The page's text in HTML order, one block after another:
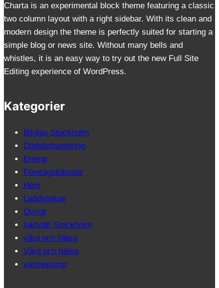
Charta is an experimental block theme featuring a classic
two column layout with a right sidebar. With its clean and
modern design the theme is perfectly suited for starting a
simple blog or news site. Without many bells and
whistles, it is an easy way to try out the new Full Site
Editing experience of WordPress.
Kategorier
Bilglas Stockholm
Dödsbohantering
Energi
Företagstjänster
Hem
Laddstolpar
Övrigt
taktvätt Stockholm
vård och hälsa
Vård och hälsa
värmepump